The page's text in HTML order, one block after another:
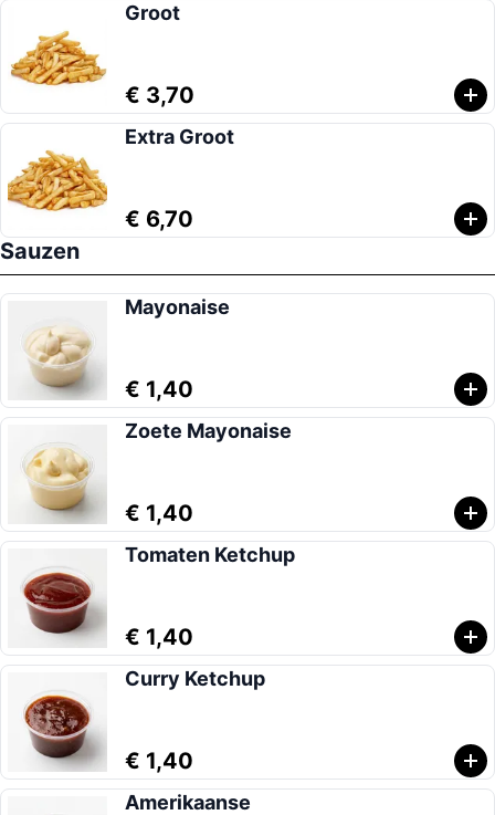
Groot
€ 3,70
Extra Groot
€ 6,70
Sauzen
Mayonaise
€ 1,40
Zoete Mayonaise
€ 1,40
Tomaten Ketchup
€ 1,40
Curry Ketchup
€ 1,40
Amerikaanse